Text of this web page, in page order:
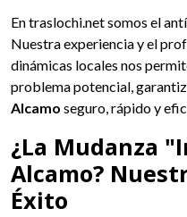
En traslochi.net somos el
Nuestra experiencia y el
dinámicas locales nos
problema potencial,
Alcamo seguro, rápido y
¿La Mudanza
Alcamo?
Éxito